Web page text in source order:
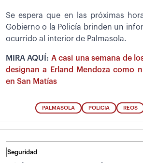
Se espera que en las próximas
Gobierno o la Policía brinden un
ocurrido al interior de Palmasola.
MIRA AQUÍ: A casi una semana de
designan a Erland Mendoza como
en San Matías
PALMASOLA POLICIA REOS
Seguridad